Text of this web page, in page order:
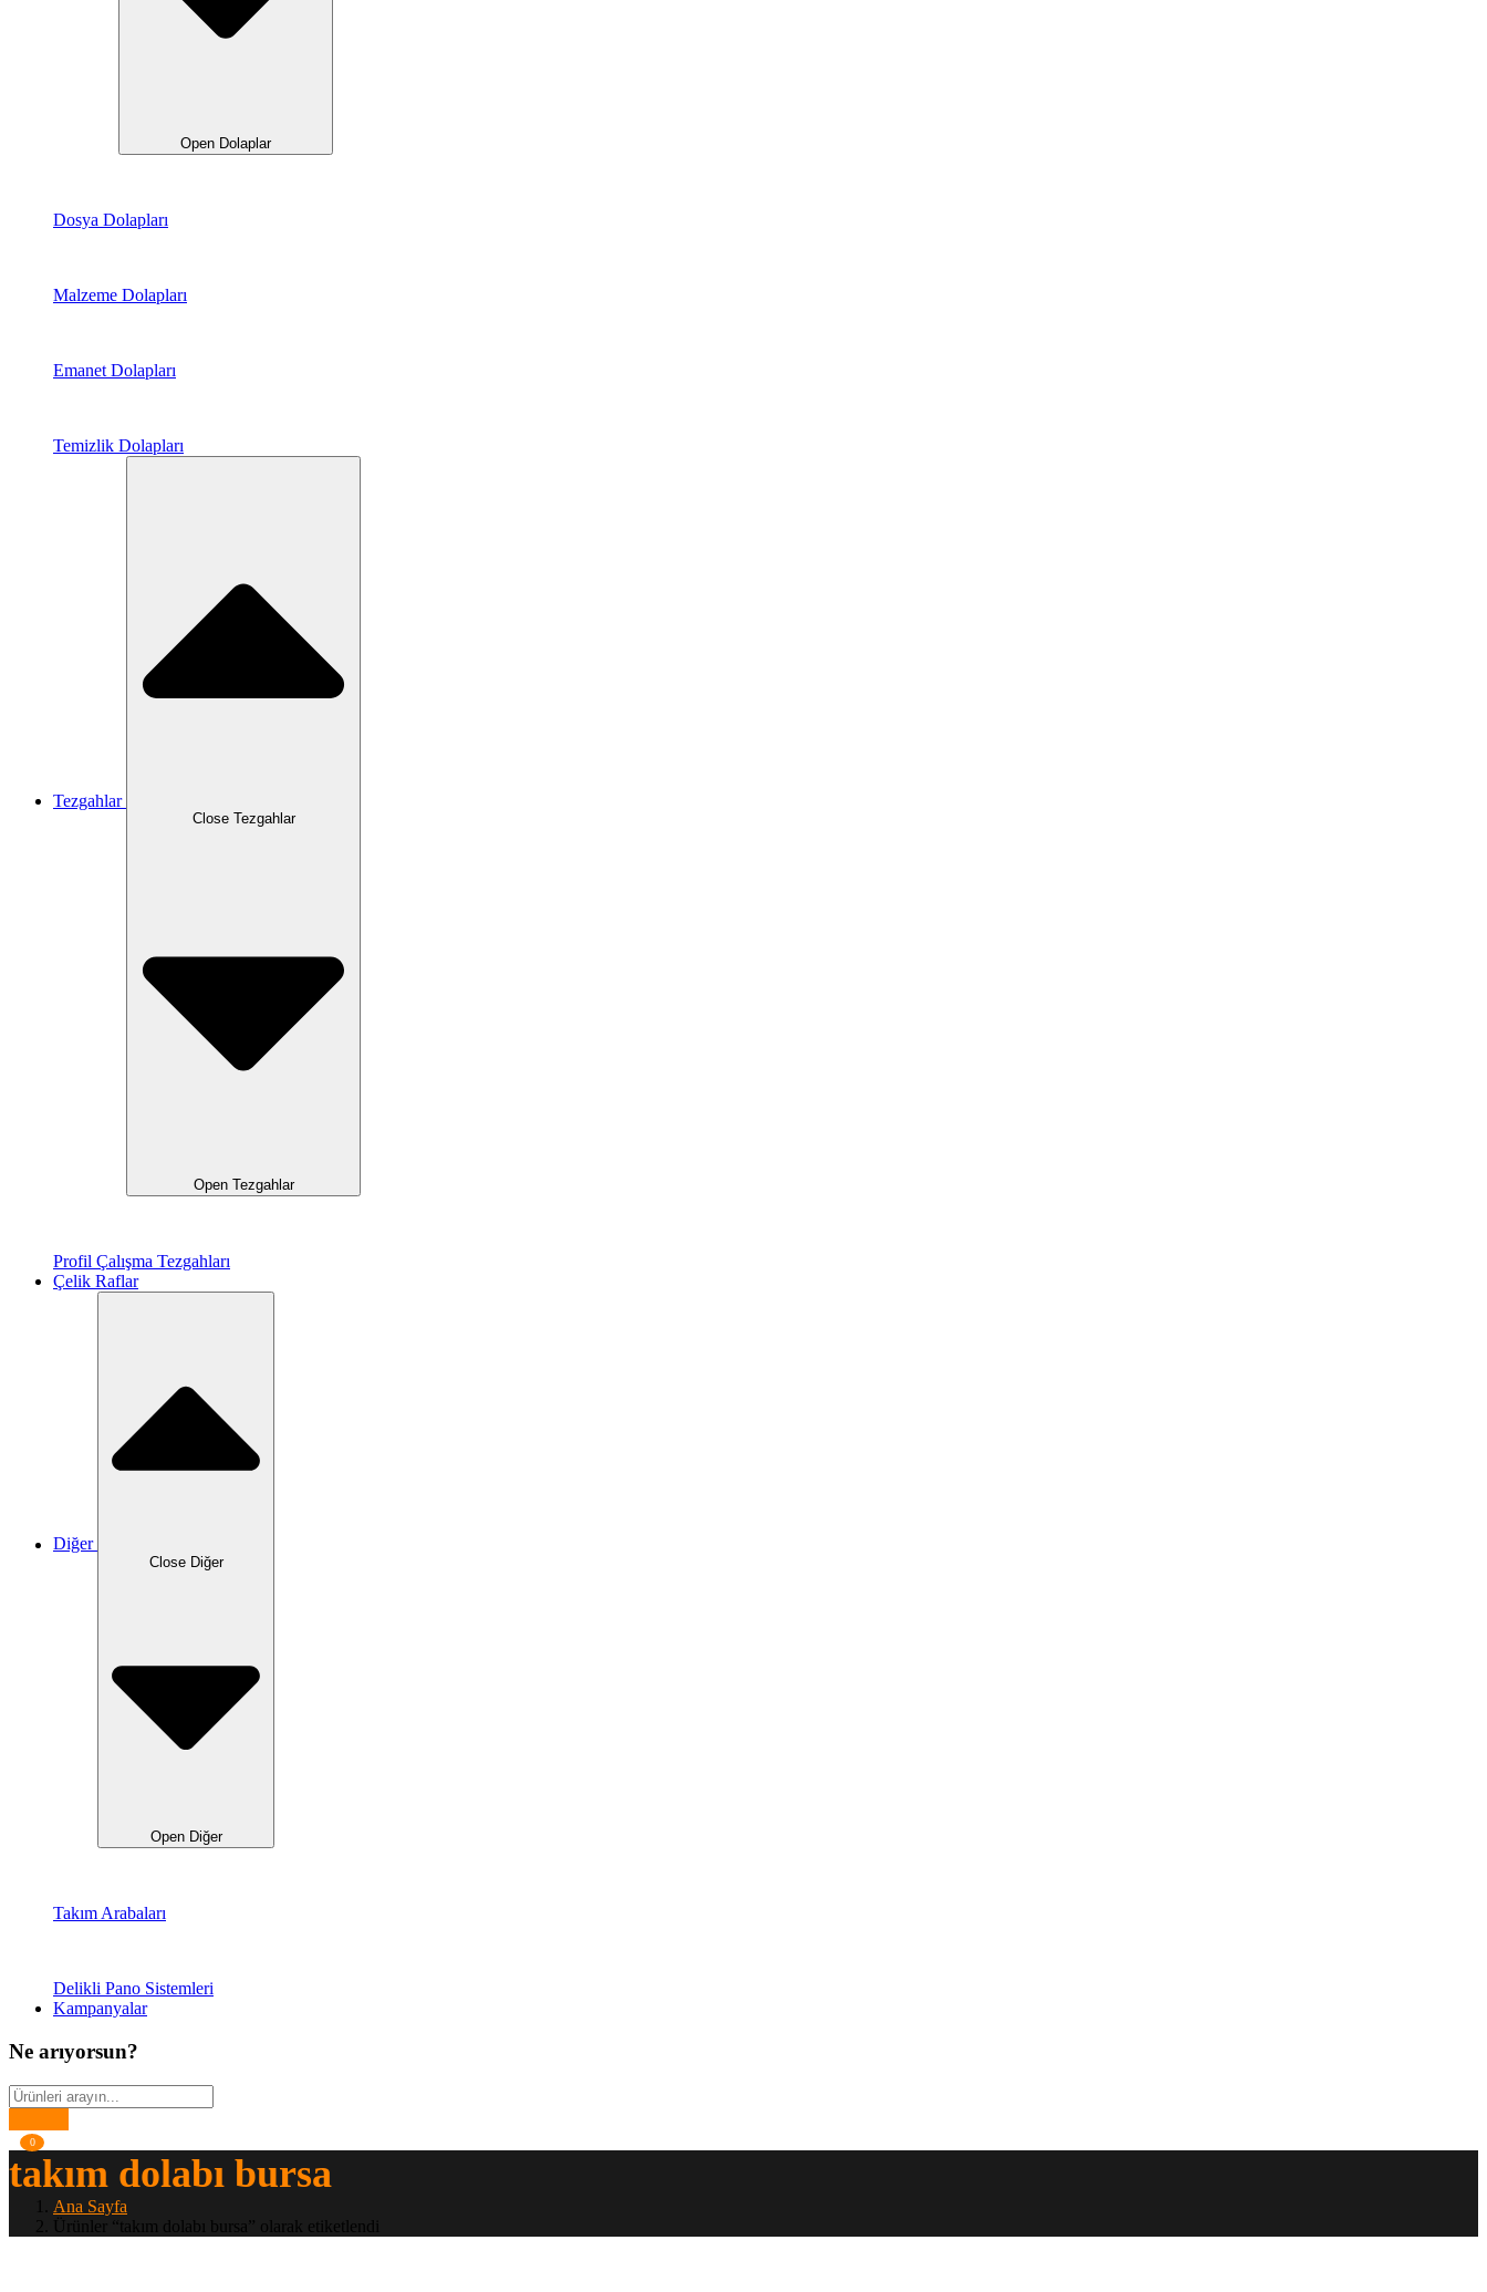
Open Dolaplar
Dosya Dolapları
Malzeme Dolapları
Emanet Dolapları
Temizlik Dolapları
Tezgahlar
Close Tezgahlar
Open Tezgahlar
Profil Çalışma Tezgahları
Çelik Raflar
Diğer
Close Diğer
Open Diğer
Takım Arabaları
Delikli Pano Sistemleri
Kampanyalar
Ne arıyorsun?
0
takım dolabı bursa
Ana Sayfa
Ürünler “takım dolabı bursa” olarak etiketlendi